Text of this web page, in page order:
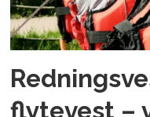
flytevest –